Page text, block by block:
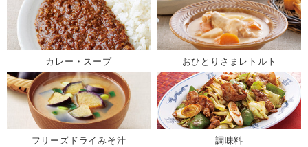
カレー・スープ おひとりさまレトルト
フリーズドライみそ汁 調味料